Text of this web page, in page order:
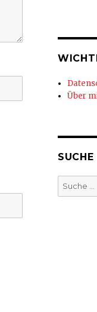
Über
SUCHE
Suche
nach: